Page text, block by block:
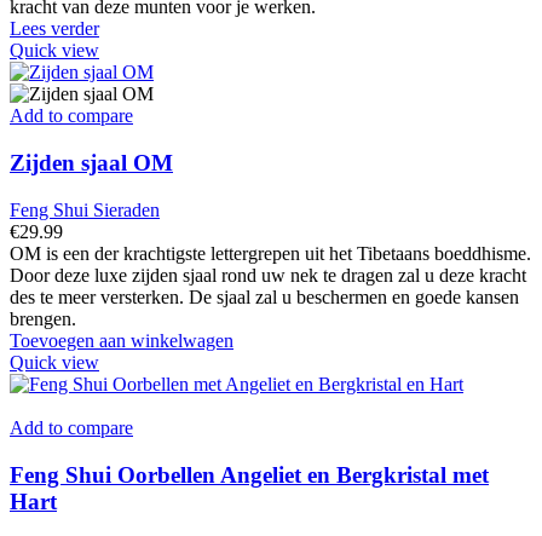
kracht van deze munten voor je werken.
Lees verder
Quick view
Add to compare
Zijden sjaal OM
Feng Shui Sieraden
€29.99
OM is een der krachtigste lettergrepen uit het Tibetaans boeddhisme.
Door deze luxe zijden sjaal rond uw nek te dragen zal u deze kracht
des te meer versterken. De sjaal zal u beschermen en goede kansen
brengen.
Toevoegen aan winkelwagen
Quick view
Add to compare
Feng Shui Oorbellen Angeliet en Bergkristal met
Hart